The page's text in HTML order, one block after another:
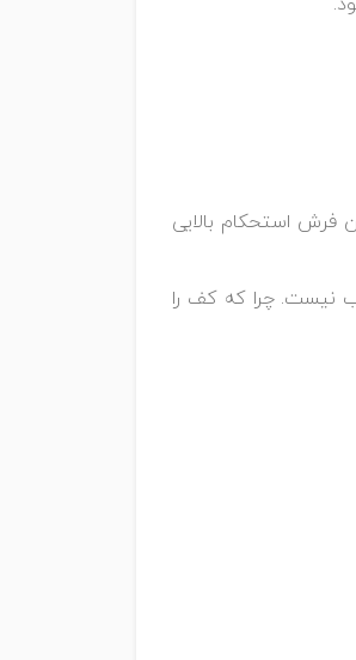
فرش استحکام بالایی
نیست. چرا که کف را